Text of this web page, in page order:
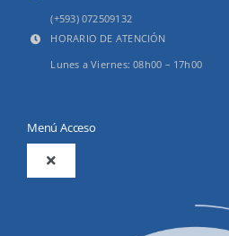
(+593) 072509132
HORARIO DE ATENCIÓN
Lunes a Viernes: 08h00 – 17h00
Menú Acceso
Toggle